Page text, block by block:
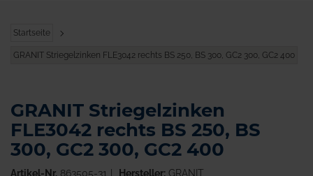
Startseite
GRANIT Striegelzinken FLE3042 rechts BS 250, BS 300, GC2 300, GC2 400
GRANIT Striegelzinken
FLE3042 rechts BS 250, BS
300, GC2 300, GC2 400
Artikel-Nr. 863505-31 Hersteller:GRANIT